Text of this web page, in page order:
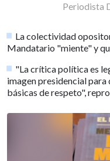
Periodista
La colectividad
Mandatario "miente" y
"La crítica política es
imagen presidencial para
básicas de respeto",